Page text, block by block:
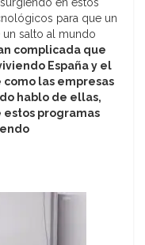
en estos
para que un
salto al mundo
complicada que
España y el
las empresas
hablo de ellas,
estos programas